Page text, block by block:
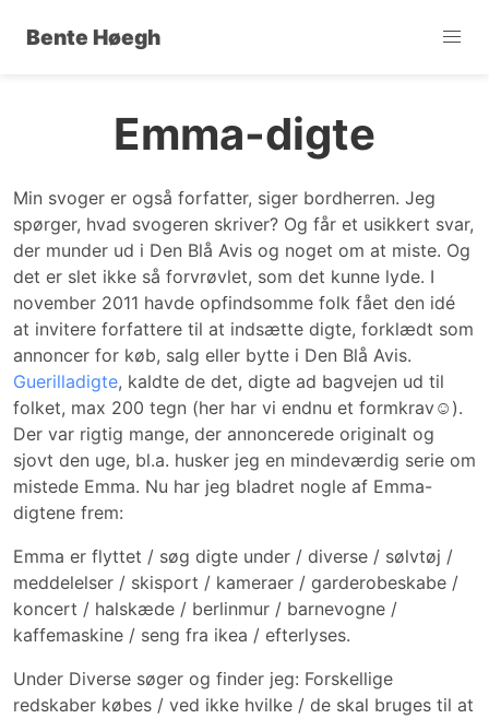
Bente Høegh
Emma-digte
Min svoger er også forfatter, siger bordherren. Jeg
spørger, hvad svogeren skriver? Og får et usikkert svar,
der munder ud i Den Blå Avis og noget om at miste. Og
det er slet ikke så forvrøvlet, som det kunne lyde. I
november 2011 havde opfindsomme folk fået den idé
at invitere forfattere til at indsætte digte, forklædt som
annoncer for køb, salg eller bytte i Den Blå Avis.
Guerilladigte, kaldte de det, digte ad bagvejen ud til
folket, max 200 tegn (her har vi endnu et formkrav☺).
Der var rigtig mange, der annoncerede originalt og
sjovt den uge, bl.a. husker jeg en mindeværdig serie om
mistede Emma. Nu har jeg bladret nogle af Emma-
digtene frem:
Emma er flyttet / søg digte under / diverse / sølvtøj /
meddelelser / skisport / kameraer / garderobeskabe /
koncert / halskæde / berlinmur / barnevogne /
kaffemaskine / seng fra ikea / efterlyses.
Under Diverse søger og finder jeg: Forskellige
redskaber købes / ved ikke hvilke / de skal bruges til at